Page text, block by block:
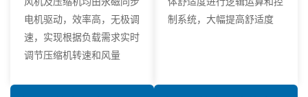
电机驱动，效率高，无极调
速，实现根据负载需求实时
调节压缩机转速和风量
制系统，大幅提高舒适度